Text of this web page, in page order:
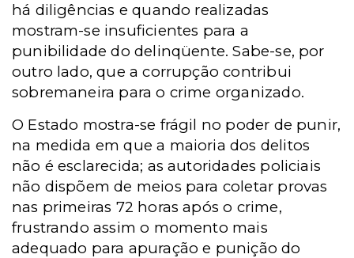
há diligências e quando realizadas
mostram-se insuficientes para a
punibilidade do delinqüente. Sabe-se, por
outro lado, que a corrupção contribui
sobremaneira para o crime organizado.
O Estado mostra-se frágil no poder de punir,
na medida em que a maioria dos delitos
não é esclarecida; as autoridades policiais
não dispõem de meios para coletar provas
nas primeiras 72 horas após o crime,
frustrando assim o momento mais
adequado para apuração e punição do